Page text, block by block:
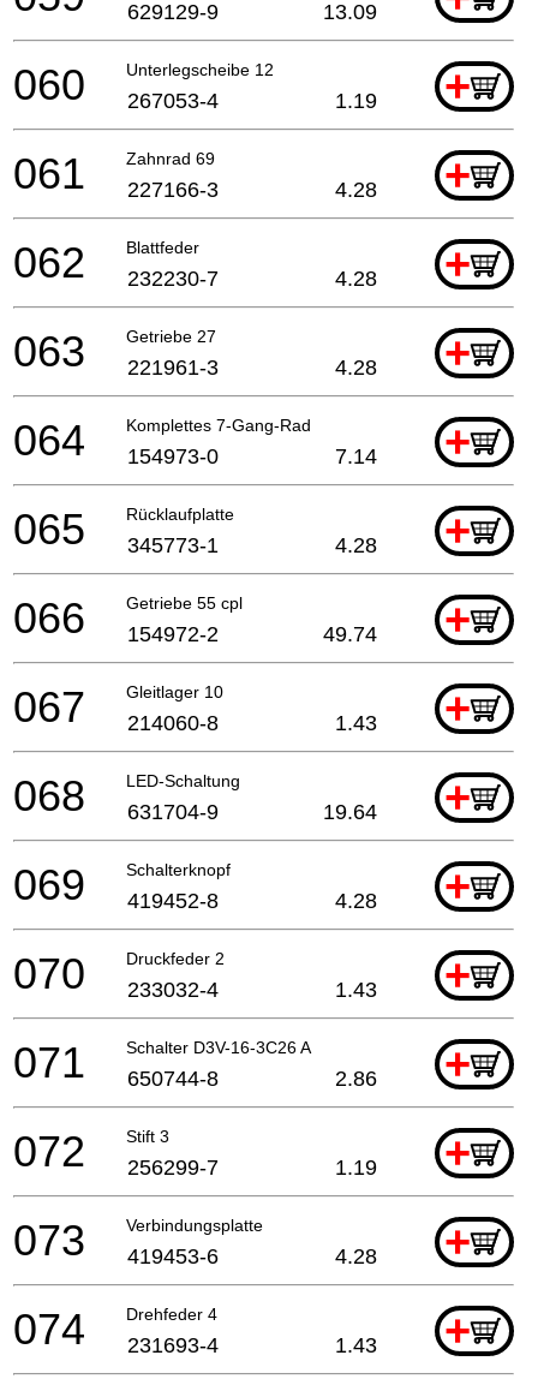
629129-9 13.09
Unterlegscheibe 12 +
060 267053-4 1.19
Zahnrad 69 +
061 227166-3 4.28
Blattfeder +
062 232230-7 4.28
Getriebe 27 +
063 221961-3 4.28
Komplettes 7-Gang-Rad +
064 154973-0 7.14
Rücklaufplatte +
065 345773-1 4.28
Getriebe 55 cpl +
066 154972-2 49.74
Gleitlager 10 +
067 214060-8 1.43
LED-Schaltung +
068 631704-9 19.64
Schalterknopf +
069 419452-8 4.28
Druckfeder 2 +
070 233032-4 1.43
Schalter D3V-16-3C26 A +
071 650744-8 2.86
Stift 3 +
072 256299-7 1.19
Verbindungsplatte +
073 419453-6 4.28
Drehfeder 4 +
074 231693-4 1.43